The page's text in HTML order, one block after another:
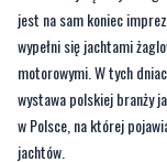
jest na sam koniec
wypełni się jachtami
motorowymi. W tych
wystawa polskiej branży
w Polsce, na której
jachtów.